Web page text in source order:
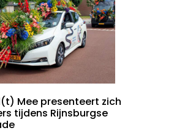
Mee presenteert zich
tijdens Rijnsburgse